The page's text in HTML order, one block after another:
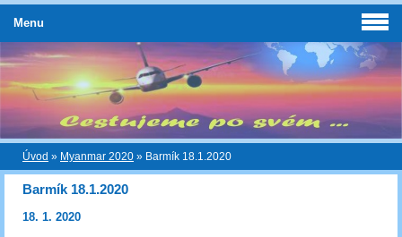
Úvod » Myanmar 2020 » Barmík 18.1.2020
Barmík 18.1.2020
18. 1. 2020
Menu